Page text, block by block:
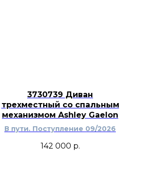
3730739 Диван
трехместный со спальным
механизмом Ashley Gaelon
В пути. Поступление 09/2026
142 000 р.